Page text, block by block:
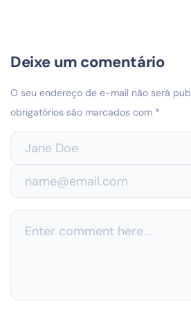
Deixe um comentário
O seu endereço de e-mail não será
obrigatórios são marcados com *